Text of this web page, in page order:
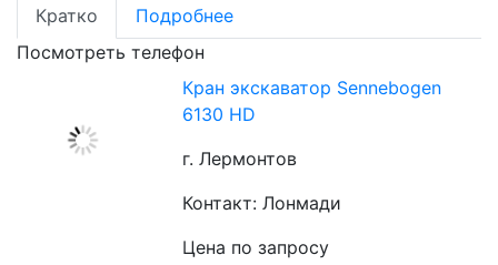
Кратко
Подробнее
Посмотреть телефон
Кран экскаватор Sennebogen
6130 HD
г. Лермонтов
Контакт: Лонмади
Цена по запросу